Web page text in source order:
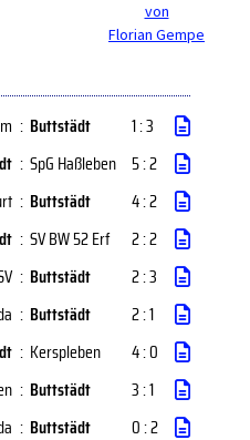
von
Florian Gempe
: Buttstädt
1 : 3
: SpG Haßleben 5 : 2
: Buttstädt
4 : 2
: SV BW 52 Erf
2 : 2
: Buttstädt
2 : 3
: Buttstädt
2 : 1
: Kerspleben
4 : 0
: Buttstädt
3 : 1
: Buttstädt 0 : 2